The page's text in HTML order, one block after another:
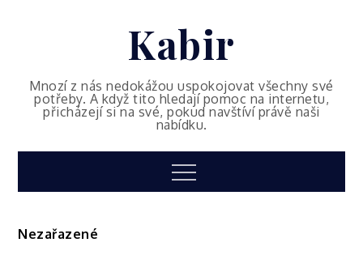
Kabir
Mnozí z nás nedokážou uspokojovat všechny své
potřeby. A když tito hledají pomoc na internetu,
přicházejí si na své, pokud navštíví právě naši
nabídku.
Menu
Nezařazené